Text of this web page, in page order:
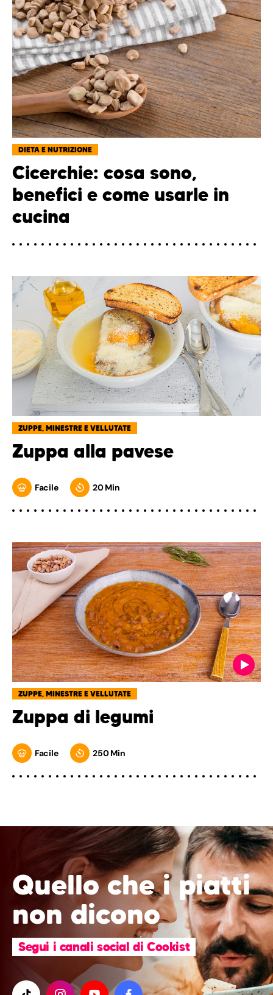
DIETA E NUTRIZIONE
Cicerchie: cosa sono,
benefici e come usarle in
cucina
ZUPPE, MINESTRE E VELLUTATE
Zuppa alla pavese
Facile 20 Min
ZUPPE, MINESTRE E VELLUTATE
Zuppa di legumi
Facile 250 Min
Quello che i piatti
non dicono
Segui i canali social di Cookist